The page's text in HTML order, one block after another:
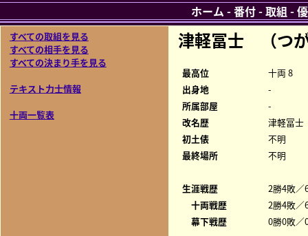
すべての取組を見る
すべての相手を見る
すべての決まり手を見る
テキスト力士情報
十両一覧表
津軽冨士 （つ
最高位
十両 8
出身地
-
所属部屋
-
改名歴
津軽冨士
初土俵
不明
最終場所
不明
生涯戦歴
2勝4敗／
十両戦歴
2勝4敗／
幕下戦歴
0勝0敗／
ホーム -番付-取組 -